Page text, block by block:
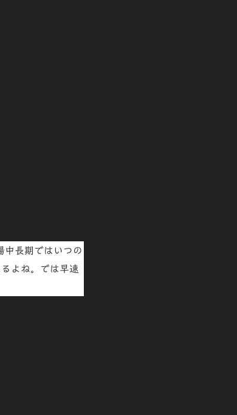
中長期ではいつの
よね。では早速